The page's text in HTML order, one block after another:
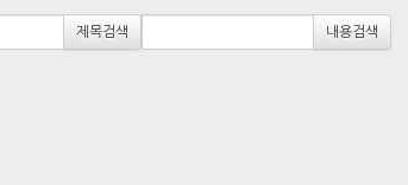
제목검색 내용검색